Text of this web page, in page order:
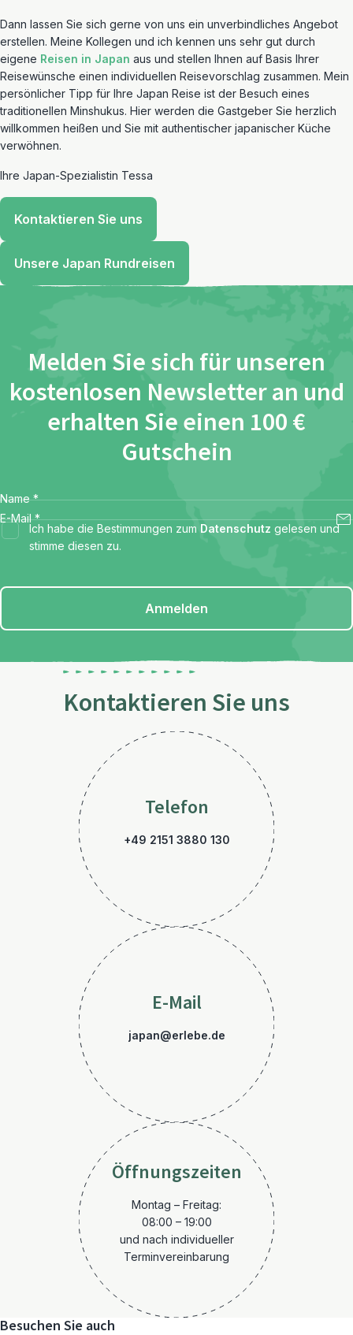
Dann lassen Sie sich gerne von uns ein unverbindliches Angebot
erstellen. Meine Kollegen und ich kennen uns sehr gut durch
eigene Reisen in Japan aus und stellen Ihnen auf Basis Ihrer
Reisewünsche einen individuellen Reisevorschlag zusammen. Mein
persönlicher Tipp für Ihre Japan Reise ist der Besuch eines
traditionellen Minshukus. Hier werden die Gastgeber Sie herzlich
willkommen heißen und Sie mit authentischer japanischer Küche
verwöhnen.
Ihre Japan-Spezialistin Tessa
Kontaktieren Sie uns
Unsere Japan Rundreisen
Melden Sie sich für unseren
kostenlosen Newsletter an und
erhalten Sie einen 100 €
Gutschein
Name *
E-Mail *
Ich habe die Bestimmungen zum Datenschutz gelesen und
stimme diesen zu.
Anmelden
Kontaktieren Sie uns
Telefon
+49 2151 3880 130
E-Mail
japan@erlebe.de
Öffnungszeiten
Montag – Freitag:
08:00 – 19:00
und nach individueller
Terminvereinbarung
Besuchen Sie auch